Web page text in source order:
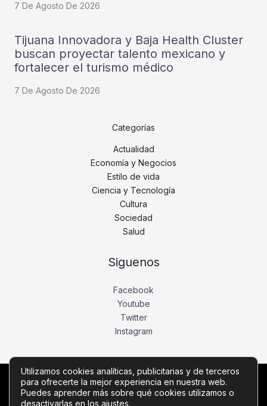
7 De Agosto De 2026
Tijuana Innovadora y Baja Health Cluster
buscan proyectar talento mexicano y
fortalecer el turismo médico
7 De Agosto De 2026
Categorías
Actualidad
Economía y Negocios
Estilo de vida
Ciencia y Tecnología
Cultura
Sociedad
Salud
Siguenos
Facebook
Youtube
Twitter
Instagram
Copyright © Todos los derechos reservados -
diariobajio.com
Utilizamos cookies analíticas, publicitarias y de terceros
para ofrecerte la mejor experiencia en nuestra web.
Puedes aprender más sobre qué cookies utilizamos o
desactivarlas en los ajustes.